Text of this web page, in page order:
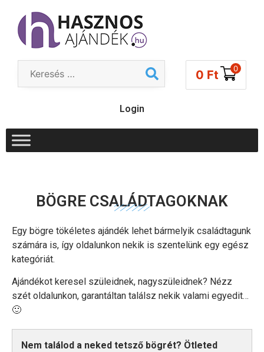
0 Ft 0
Login
BÖGRE CSALÁDTAGOKNAK
Egy bögre tökéletes ajándék lehet bármelyik családtagunk
számára is, így oldalunkon nekik is szentelünk egy egész
kategóriát.
Ajándékot keresel szüleidnek, nagyszüleidnek? Nézz
szét oldalunkon, garantáltan találsz nekik valami egyedit…
🙂
Nem találod a neked tetsző bögrét? Ötleted